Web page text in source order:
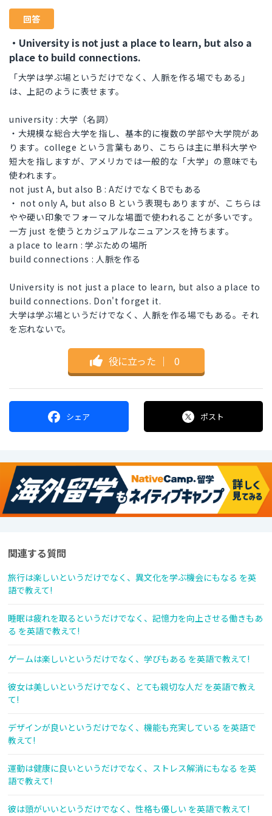
回答
・University is not just a place to learn, but also a
place to build connections.
「大学は学ぶ場というだけでなく、人脈を作る場でもある」
は、上記のように表せます。
university : 大学（名詞）
・大規模な総合大学を指し、基本的に複数の学部や大学院があ
ります。college という言葉もあり、こちらは主に単科大学や
短大を指しますが、アメリカでは一般的な「大学」の意味でも
使われます。
not just A, but also B : AだけでなくBでもある
・ not only A, but also B という表現もありますが、こちらは
やや硬い印象でフォーマルな場面で使われることが多いです。
一方 just を使うとカジュアルなニュアンスを持ちます。
a place to learn : 学ぶための場所
build connections : 人脈を作る
University is not just a place to learn, but also a place to
build connections. Don't forget it.
大学は学ぶ場というだけでなく、人脈を作る場でもある。それ
を忘れないで。
役に立った ｜ 0
シェア ポスト
関連する質問
旅行は楽しいというだけでなく、異文化を学ぶ機会にもなる を英
語で教えて!
睡眠は疲れを取るというだけでなく、記憶力を向上させる働きもあ
る を英語で教えて!
ゲームは楽しいというだけでなく、学びもある を英語で教えて!
彼女は美しいというだけでなく、とても親切な人だ を英語で教え
て!
デザインが良いというだけでなく、機能も充実している を英語で
教えて!
運動は健康に良いというだけでなく、ストレス解消にもなる を英
語で教えて!
彼は頭がいいというだけでなく、性格も優しい を英語で教えて!